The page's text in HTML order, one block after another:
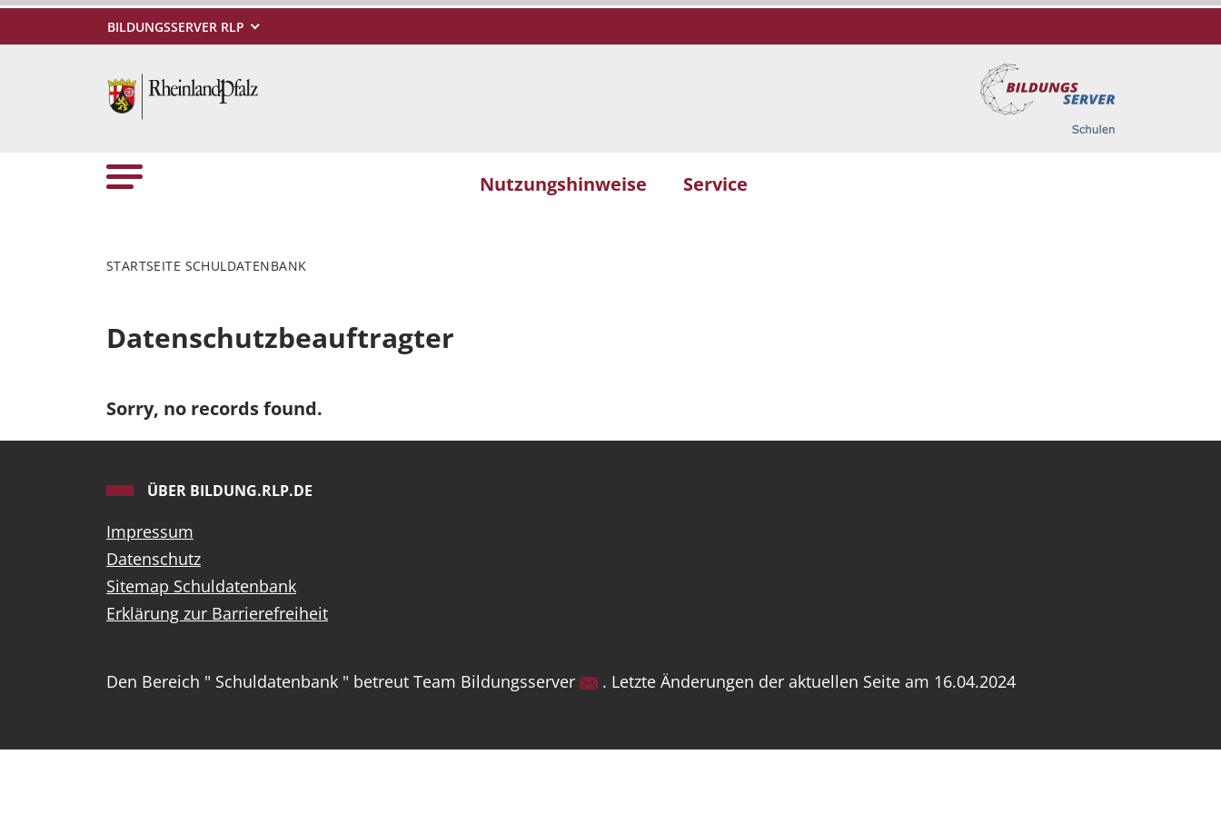
BILDUNGSSERVER RLP
Nutzungshinweise Service
STARTSEITE SCHULDATENBANK
Datenschutzbeauftragter
Sorry, no records found.
ÜBER BILDUNG.RLP.DE
Impressum
Datenschutz
Sitemap Schuldatenbank
Erklärung zur Barrierefreiheit
Den Bereich " Schuldatenbank " betreut Team Bildungsserver . Letzte Änderungen der aktuellen Seite am 16.04.2024